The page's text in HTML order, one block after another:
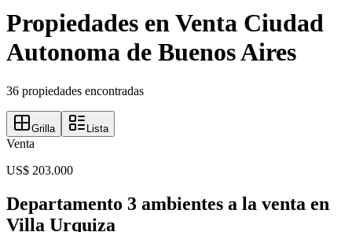
Propiedades en Venta Ciudad
Autonoma de Buenos Aires
36 propiedades encontradas
Grilla Lista
Venta
US$ 203.000
Departamento 3 ambientes a la venta en
Villa Urquiza